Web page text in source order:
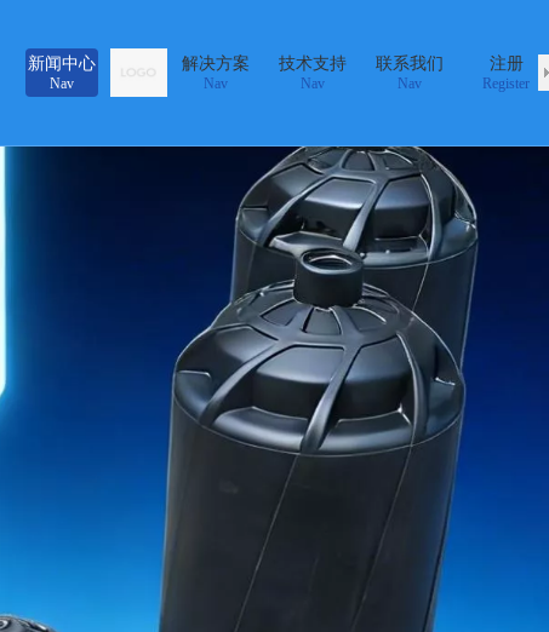
新闻中心
Nav
解决方案
Nav
技术支持
Nav
联系我们
Nav
注册
Register